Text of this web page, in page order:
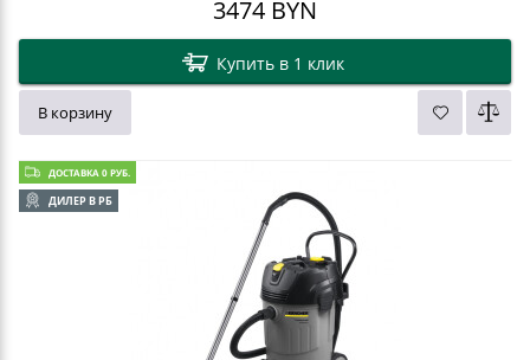
3474 BYN
Купить в 1 клик
В корзину
ДОСТАВКА 0 РУБ.
ДИЛЕР В РБ